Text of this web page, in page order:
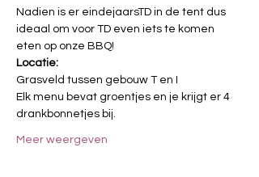
Nadien is er eindejaarsTD in de tent dus
ideaal om voor TD even iets te komen
eten op onze BBQ!
Locatie:
Grasveld tussen gebouw T en I
Elk menu bevat groentjes en je krijgt er 4
drankbonnetjes bij.
Meer weergeven